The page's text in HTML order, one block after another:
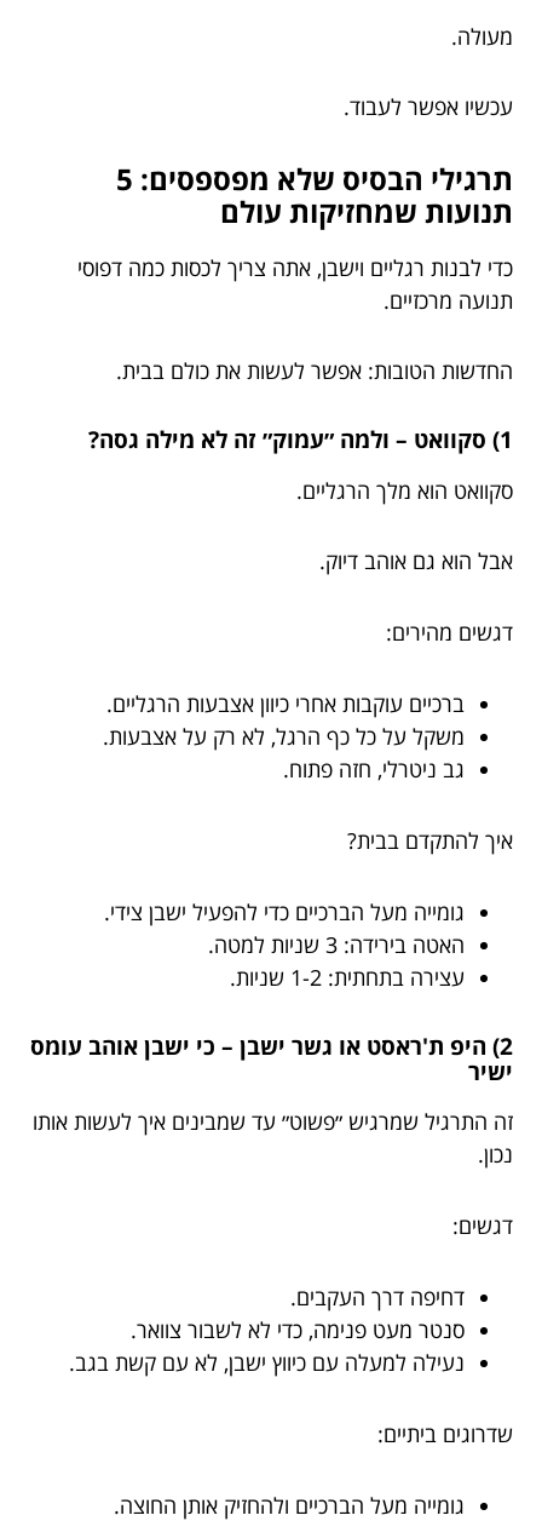
מעולה.
עכשיו אפשר לעבוד.
תרגילי הבסיס שלא מפספסים: 5
תנועות שמחזיקות עולם
כדי לבנות רגליים וישבן, אתה צריך לכסות כמה דפוסי
תנועה מרכזיים.
החדשות הטובות: אפשר לעשות את כולם בבית.
1) סקוואט – ולמה ״עמוק״ זה לא מילה גסה?
סקוואט הוא מלך הרגליים.
אבל הוא גם אוהב דיוק.
דגשים מהירים:
ברכיים עוקבות אחרי כיוון אצבעות הרגליים.
משקל על כל כף הרגל, לא רק על אצבעות.
גב ניטרלי, חזה פתוח.
איך להתקדם בבית?
גומייה מעל הברכיים כדי להפעיל ישבן צידי.
האטה בירידה: 3 שניות למטה.
עצירה בתחתית: 1-2 שניות.
2) היפ ת'ראסט או גשר ישבן – כי ישבן אוהב עומס
ישיר
זה התרגיל שמרגיש ״פשוט״ עד שמבינים איך לעשות אותו
נכון.
דגשים:
דחיפה דרך העקבים.
סנטר מעט פנימה, כדי לא לשבור צוואר.
נעילה למעלה עם כיווץ ישבן, לא עם קשת בגב.
שדרוגים ביתיים:
גומייה מעל הברכיים ולהחזיק אותן החוצה.